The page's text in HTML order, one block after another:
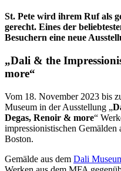
St. Pete wird ihrem Ruf als
gerecht. Eines der
Besuchern eine neue
„Dali & the
more“
Vom 18. November 2023 bis
Museum in der Ausstellung „
Degas, Renoir & more“
impressionistischen
Boston.
Gemälde aus dem Dali